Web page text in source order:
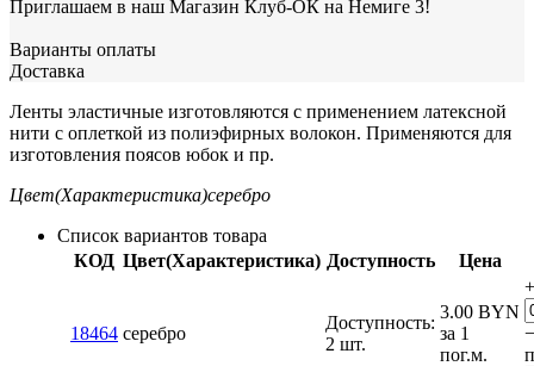
Приглашаем в наш Магазин Клуб-ОК на Немиге 3!
Варианты оплаты
Доставка
Ленты эластичные изготовляются с применением латексной
нити с оплеткой из полиэфирных волокон. Применяются для
изготовления поясов юбок и пр.
Цвет(Характеристика)серебро
Список вариантов товара
КОД Цвет(Характеристика) Доступность Цена
18464 серебро
Доступность:
2 шт.
3.00 BYN
за 1
пог.м.
+
−